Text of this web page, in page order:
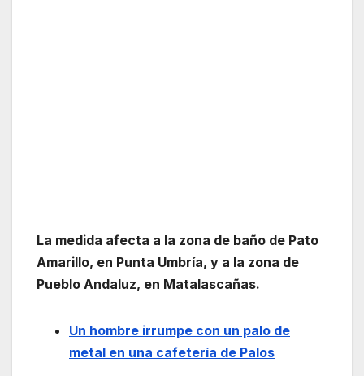
La medida afecta a la zona de baño de Pato
Amarillo, en Punta Umbría, y a la zona de
Pueblo Andaluz, en Matalascañas.
Un hombre irrumpe con un palo de
metal en una cafetería de Palos